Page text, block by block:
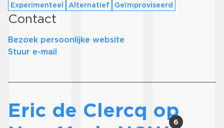
Experimenteel
Alternatief Geïmproviseerd
Contact
Bezoek persoonlijke website
Stuur e-mail
Eric de Clercq op
6